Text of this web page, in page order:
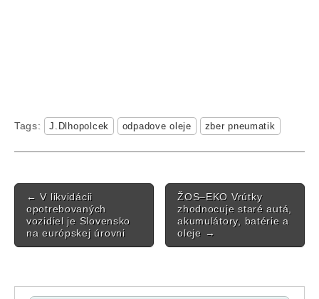
Tags: J.Dlhopolcek odpadove oleje zber pneumatik
Post navigation
← V likvidácii
opotrebovaných
vozidiel je Slovensko
na európskej úrovni
ŽOS–EKO Vrútky
zhodnocuje staré autá,
akumulátory, batérie a
oleje →